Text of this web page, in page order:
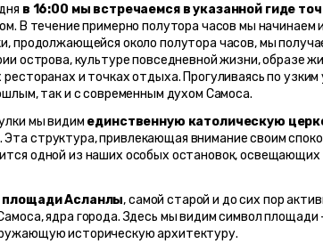
в 16:00 мы встречаемся в указанной гиде
В течение примерно полутора часов мы начинаем
продолжающейся около полутора часов, мы
острова, культуре повседневной жизни, образе
и точках отдыха. Прогуливаясь по узким
так и с современным духом Самоса.
мы видим единственную католическую
. Эта структура, привлекающая внимание своим
одной из наших особых остановок, освещающих
площади Асланлы, самой старой и до сих пор
ядра города. Здесь мы видим символ площади
историческую архитектуру.